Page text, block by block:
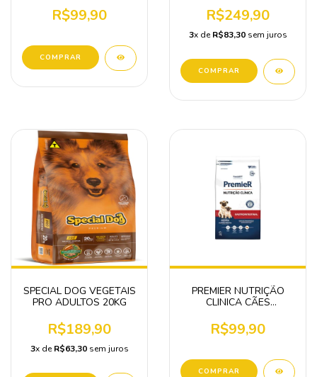
R$99,90
12 KG
R$249,90
3x deR$83,30sem juros
SPECIAL DOG VEGETAIS
PRO ADULTOS 20KG
R$189,90
3x deR$63,30sem juros
PREMIER NUTRIÇÃO
CLINICA CÃES
PEQUENO PORTE 2 KG
R$99,90